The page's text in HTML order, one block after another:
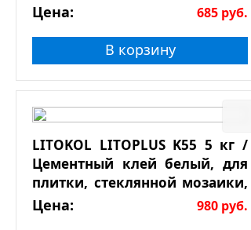
Цена: 685 руб.
В корзину
LITOKOL LITOPLUS K55 5 кг /
Цементный клей белый, для
плитки, стеклянной мозаики,
натурального камня
Цена: 980 руб.